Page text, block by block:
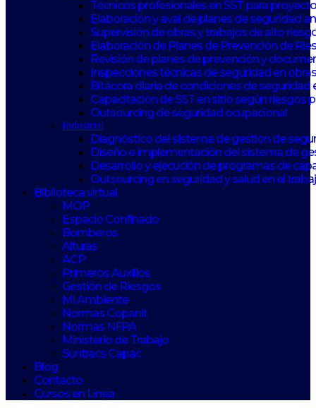
Técnicos profesionales en SST para
Elaboración y aval de planes de seguridad
Supervisión de obras y trabajos de alto
Elaboración de Planes de Prevención de
Revisión de planes de prevención y
Inspecciones técnicas de seguridad en
Bitácora diaria de condiciones de seguridad
Capacitación de SST en sitio según riesgos
Outsourcing de seguridad ocupacional
Industrial
Diagnóstico del sistema de gestión de
Diseño e implementación del sistema de
Desarrollo y ejecución de programas de
Outsourcing en seguridad y salud en el
Biblioteca virtual
MOP
Espacio Confinado
Bomberos
Alturas
ACP
Primeros Auxilios
Gestión de Riesgos
Mi Ambiente
Normas Copanit
Normas NFPA
Ministerio de Trabajo
Suntracs Capac
Blog
Contacto
Cursos en Línea